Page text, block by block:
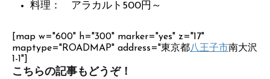
料理： アラカルト500円～
[map w="600" h="300" marker="yes" z="17"
maptype="ROADMAP" address="東京都八王子市南大沢
1-1"]
こちらの記事もどうぞ！